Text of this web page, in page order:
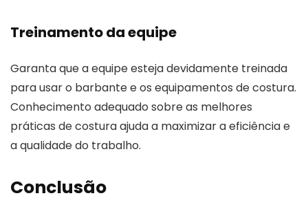
Treinamento da equipe
Garanta que a equipe esteja devidamente treinada
para usar o barbante e os equipamentos de costura.
Conhecimento adequado sobre as melhores
práticas de costura ajuda a maximizar a eficiência e
a qualidade do trabalho.
Conclusão